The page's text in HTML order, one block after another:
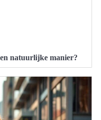
natuurlijke manier?